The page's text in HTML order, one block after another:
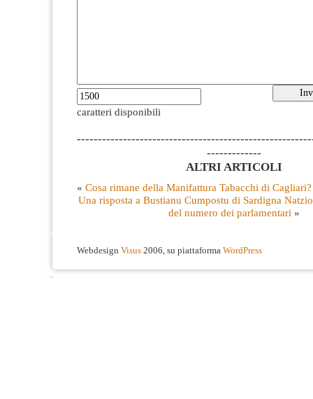
caratteri disponibili
-------------
ALTRI ARTICOLI
« Cosa rimane della Manifattura Tabacchi di Cagliari?
Una risposta a Bustianu Cumpostu di Sardigna
del numero dei parlamentari »
Webdesign Visus 2006, su piattaforma WordPress